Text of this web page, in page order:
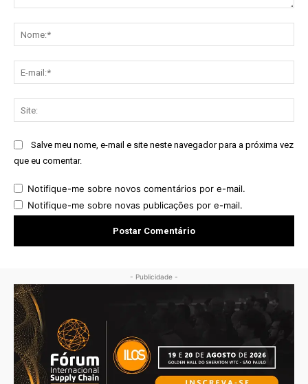
Salve meu nome, e-mail e site neste navegador para a próxima vez
que eu comentar.
Notifique-me sobre novos comentários por e-mail.
Notifique-me sobre novas publicações por e-mail.
- Publicidade -